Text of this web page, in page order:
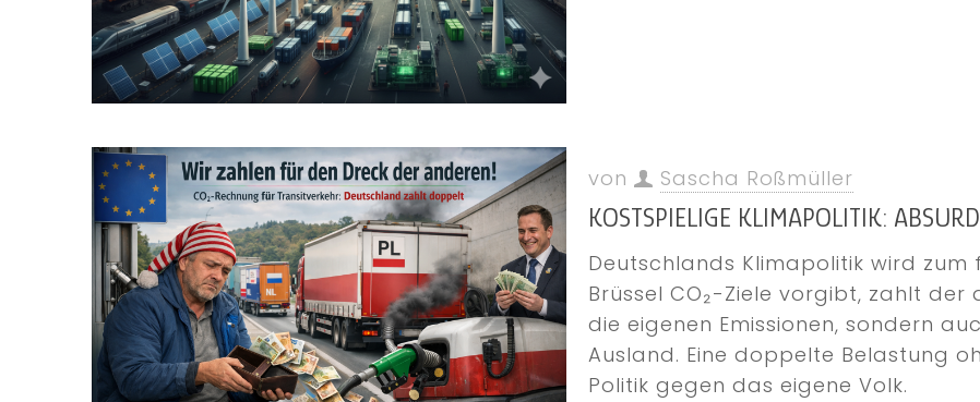
von Sascha Roßmüller
KOSTSPIELIGE KLIMAPOLITIK:
Deutschlands Klimapolitik wird zum
Brüssel CO₂-Ziele vorgibt, zahlt
die eigenen Emissionen, sondern
Ausland. Eine doppelte Belastung
Politik gegen das eigene Volk.